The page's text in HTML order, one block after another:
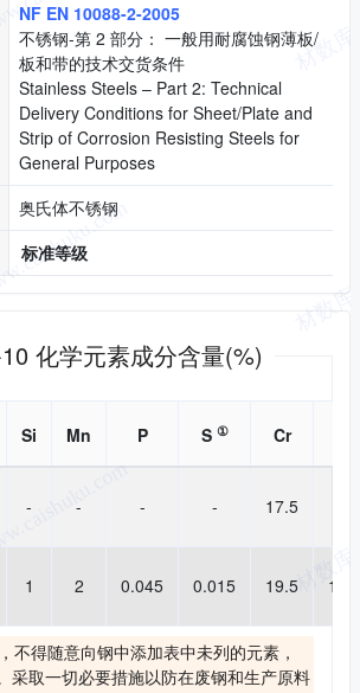
NF EN 10088-2-2005
不锈钢-第 2 部分： 一般用耐腐蚀钢薄板/
板和带的技术交货条件
Stainless Steels – Part 2: Technical
Delivery Conditions for Sheet/Plate and
Strip of Corrosion Resisting Steels for
General Purposes
奥氏体不锈钢
标准等级
化学元素成分含量(%)
Si Mn P S ① Cr
- - - - 17.5
1 2 0.045 0.015 19.5 10.5
不得随意向钢中添加表中未列的元素，
采取一切必要措施以防在废钢和生产原料